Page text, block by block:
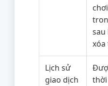
sau
xóa
Lịch sử
giao dịch